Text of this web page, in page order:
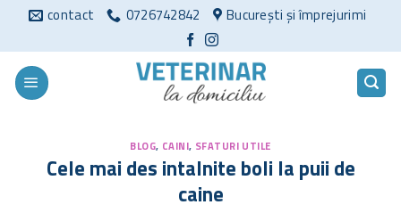
conținut
contact 0726742842 București și împrejurimi
BLOG, CAINI, SFATURI UTILE
Cele mai des intalnite boli la puii de
caine